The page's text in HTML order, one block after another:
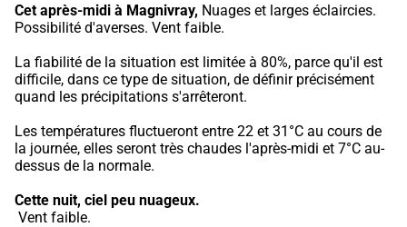
Cet après-midi à Magnivray, Nuages et larges éclaircies.
Possibilité d'averses. Vent faible.
La fiabilité de la situation est limitée à 80%, parce qu'il est
difficile, dans ce type de situation, de définir précisément
quand les précipitations s'arrêteront.
Les températures fluctueront entre 22 et 31°C au cours de
la journée, elles seront très chaudes l'après-midi et 7°C au-
dessus de la normale.
Cette nuit, ciel peu nuageux.
Vent faible.